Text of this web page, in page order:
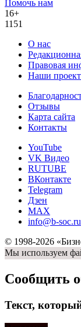
Помочь нам
16+
1151
О нас
Правовая
Наши
Отзывы
Карта сайта
Контакты
YouTube
VK Видео
RUTUBE
ВКонтакте
Telegram
Дзен
MAX
info@b-soc.ru
© 1998-2026
Мы используем
Сообщить
Текст,